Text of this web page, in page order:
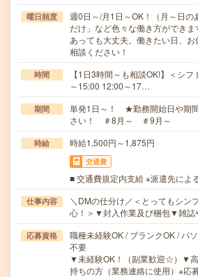
曜日頻度
週0日～/月1日～OK！（月～日
だけ」など色々な働き方ができ
あっても大丈夫。働きたい日、
相談ください！
時間
【1日3時間～も相談OK!】＜シ
～15:00 12:00～17…
期間
単発1日～！ ★勤務開始日や期
さい！ ＃8月～ ＃9月～
時給 時給1,500円～1,875円
交通費
■ 交通費規定内支給 ※派遣先によ
仕事内容
＼DMの仕分け／＜とってもシン
心！＞▼封入作業及び梱包▼雑誌
応募資格
職種未経験OK / ブランクOK / パ
不要
▼未経験OK！（副業歓迎☆）▼
持ちの方（業務連絡に使用）※応